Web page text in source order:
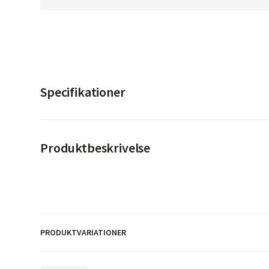
Specifikationer
Produktbeskrivelse
Stabelstøtter for nem adskillelse
PRODUKTVARIATIONER